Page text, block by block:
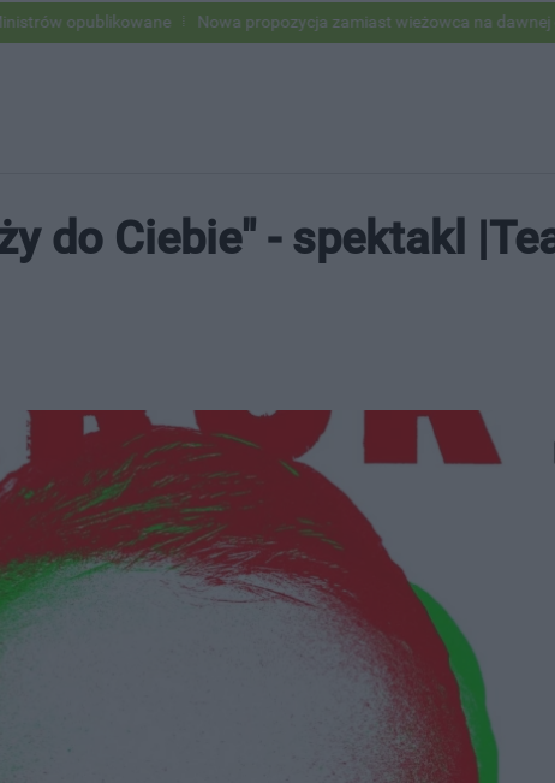
Nowa propozycja zamiast wieżowca na dawnej działce po
do Ciebie" - spektakl